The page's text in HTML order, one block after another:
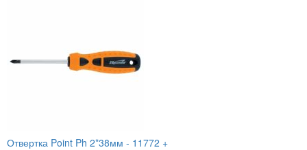
Отвертка Point Ph 2*38мм - 11772 +